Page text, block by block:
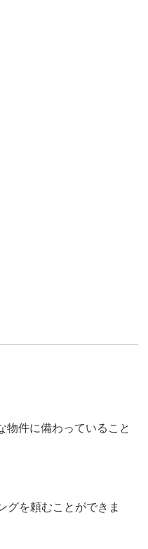
物件に備わっていること
グを頼むことができま